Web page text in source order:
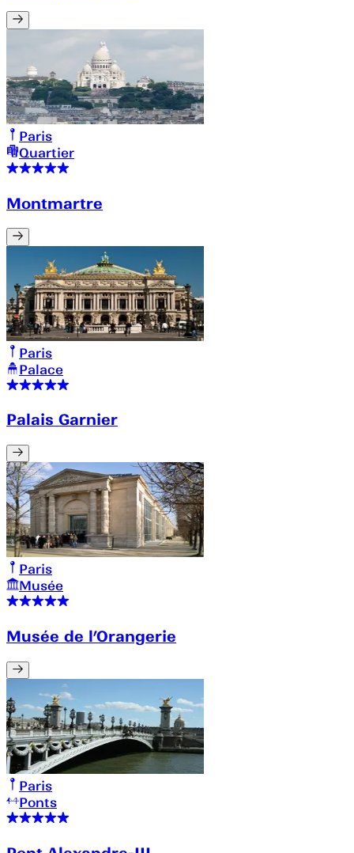
Paris
Quartier
Montmartre
Paris
Palace
Palais Garnier
Paris
Musée
Musée de l’Orangerie
Paris
Ponts